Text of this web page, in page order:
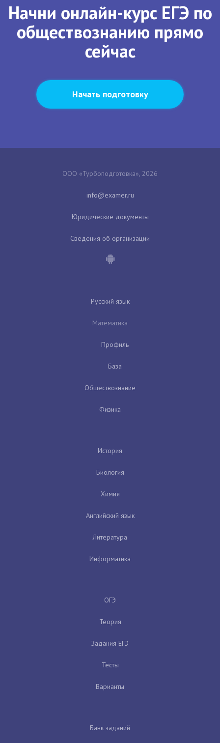
Начни онлайн-курс ЕГЭ по
обществознанию прямо
сейчас
Начать подготовку
ООО «Турбоподготовка», 2026
Юридические документы
Сведения об организации
Русский язык
Математика
Профиль
База
Обществознание
Физика
История
Биология
Химия
Английский язык
Литература
Информатика
ОГЭ
Теория
Задания ЕГЭ
Тесты
Варианты
Банк заданий